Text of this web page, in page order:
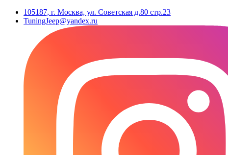
105187, г. Москва, ул. Советская д.80 стр.23
TuningJeep@yandex.ru